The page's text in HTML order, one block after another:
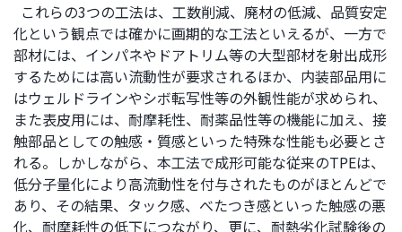
これらの3つの工法は、工数削減、廃材の低減、品質安定
化という観点では確かに画期的な工法といえるが、一方で
部材には、インパネやドアトリム等の大型部材を射出成形
するためには高い流動性が要求されるほか、内装部品用に
はウェルドラインやシボ転写性等の外観性能が求められ、
また表皮用には、耐摩耗性、耐薬品性等の機能に加え、接
触部品としての触感・質感といった特殊な性能も必要とさ
れる。しかしながら、本工法で成形可能な従来のTPEは、
低分子量化により高流動性を付与されたものがほとんどで
あり、その結果、タック感、べたつき感といった触感の悪
化、耐摩耗性の低下につながり、更に、耐熱劣化試験後の